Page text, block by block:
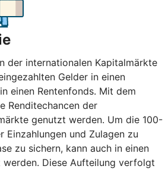
der internationalen Kapitalmärkte
Gelder in einen
einen Rentenfonds. Mit dem
Renditechancen der
genutzt werden. Um die 100-
Einzahlungen und Zulagen zu
zu sichern, kann auch in einen
Diese Aufteilung verfolgt